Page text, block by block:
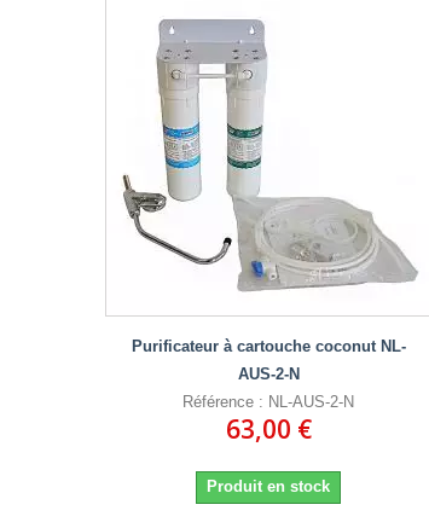
Purificateur à cartouche coconut NL-
AUS-2-N
Référence : NL-AUS-2-N
63,00 €
Produit en stock